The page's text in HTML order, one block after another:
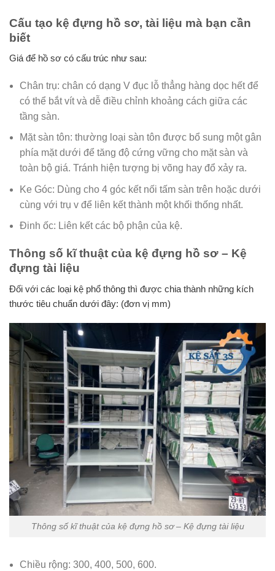
Cấu tạo kệ đựng hồ sơ, tài liệu mà bạn cần
biết
Giá để hồ sơ có cấu trúc như sau:
Chân trụ: chân có dạng V đục lỗ thẳng hàng dọc hết để
có thể bắt vít và dễ điều chỉnh khoảng cách giữa các
tầng sàn.
Mặt sàn tôn: thường loại sàn tôn được bổ sung một gân
phía mặt dưới để tăng độ cứng vững cho mặt sàn và
toàn bộ giá. Tránh hiện tượng bị võng hay đổ xảy ra.
Ke Góc: Dùng cho 4 góc kết nối tấm sàn trên hoặc dưới
cùng với trụ v để liên kết thành một khối thống nhất.
Đinh ốc: Liên kết các bộ phận của kệ.
Thông số kĩ thuật của kệ đựng hồ sơ – Kệ
đựng tài liệu
Đối với các loại kệ phổ thông thì được chia thành những kích
thước tiêu chuẩn dưới đây: (đơn vị mm)
Thông số kĩ thuật của kệ đựng hồ sơ – Kệ đựng tài liệu
Chiều rộng: 300, 400, 500, 600.